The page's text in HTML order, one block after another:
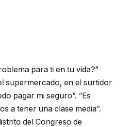
para ti en tu vida?”
supermercado, en el surtidor
pagar mi seguro”. “Es
a tener una clase media”.
del Congreso de